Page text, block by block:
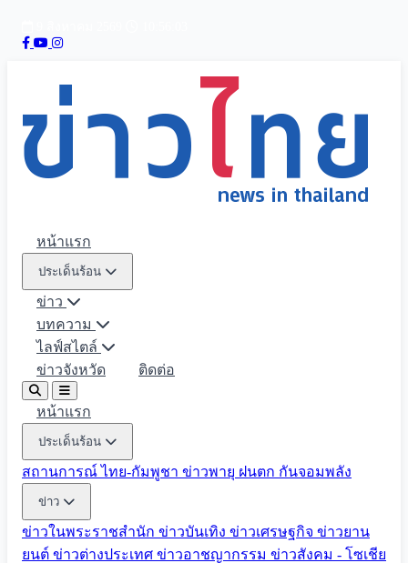
หน้าแรก
ประเด็นร้อน
ข่าว
บทความ
ไลฟ์สไตล์
ข่าวจังหวัด
ติดต่อ
หน้าแรก
ประเด็นร้อน
สถานการณ์ ไทย-กัมพูชา ข่าวพายุ ฝนตก กันจอมพลัง
ข่าว
ข่าวในพระราชสำนัก ข่าวบันเทิง ข่าวเศรษฐกิจ ข่าวยาน
ยนต์ ข่าวต่างประเทศ ข่าวอาชญากรรม ข่าวสังคม - โซเชีย